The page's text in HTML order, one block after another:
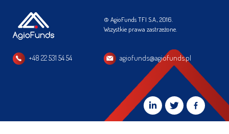
© AgioFunds TFI S.A., 2016.
Wszystkie prawa zastrzeżone.
+48 22 531 54 54 agiofunds@agiofunds.pl